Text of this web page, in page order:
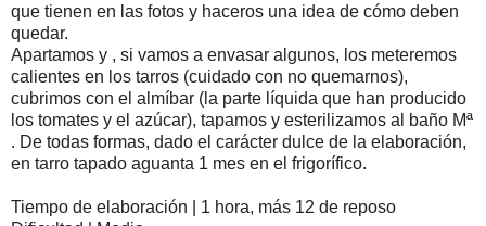
que tienen en las fotos y haceros una idea de cómo deben
quedar.
Apartamos y , si vamos a envasar algunos, los meteremos
calientes en los tarros (cuidado con no quemarnos),
cubrimos con el almíbar (la parte líquida que han producido
los tomates y el azúcar), tapamos y esterilizamos al baño Mª
. De todas formas, dado el carácter dulce de la elaboración,
en tarro tapado aguanta 1 mes en el frigorífico.
Tiempo de elaboración | 1 hora, más 12 de reposo